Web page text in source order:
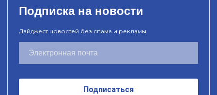
Подписка на новости
Дайджест новостей без спама и рекламы
Подписаться